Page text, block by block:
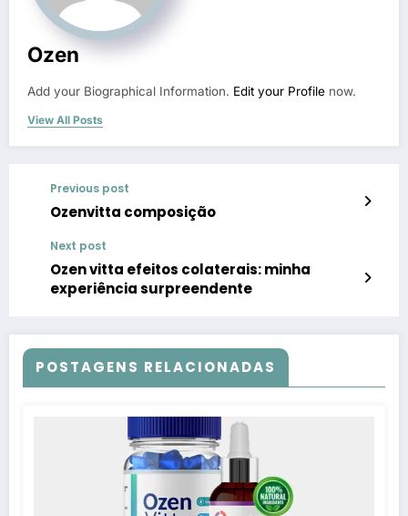
Ozen
Add your Biographical Information. Edit your Profile now.
View All Posts
Previous post
Ozenvitta composição
Next post
Ozen vitta efeitos colaterais: minha
experiência surpreendente
POSTAGENS RELACIONADAS